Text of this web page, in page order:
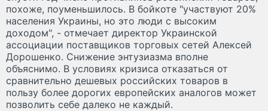
похоже, поуменьшилось. В бойкоте "участвуют 20%
населения Украины, но это люди с высоким
доходом", - отмечает директор Украинской
ассоциации поставщиков торговых сетей Алексей
Дорошенко. Снижение энтузиазма вполне
объяснимо. В условиях кризиса отказаться от
сравнительно дешевых российских товаров в
пользу более дорогих европейских аналогов может
позволить себе далеко не каждый.